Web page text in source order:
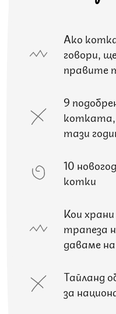
Ако
говори,
правите
9
котката,
тази
10
котки
Кои
трапеза
даваме
Тайланд
за